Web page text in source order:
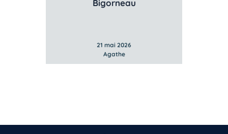
Gibbule ombiliquée
21 mai 2026
Agathe